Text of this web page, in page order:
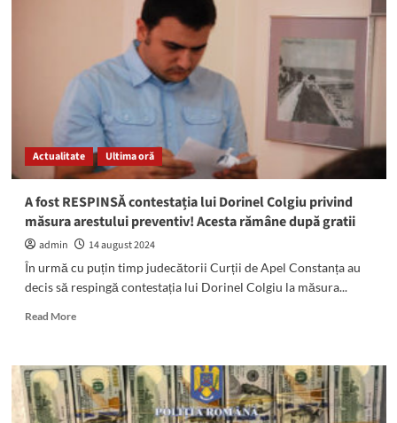
în
DEZBATERE
publică!
Iată
ce
cuprinde
proiectul
Mangalia
Actualitate Ultima oră
A fost RESPINSĂ contestația lui Dorinel Colgiu privind
măsura arestului preventiv! Acesta rămâne după gratii
admin
14 august 2024
În urmă cu puțin timp judecătorii Curții de Apel Constanța au
decis să respingă contestația lui Dorinel Colgiu la măsura...
Read MoreRead
A
fost
RESPINSĂ
contestația